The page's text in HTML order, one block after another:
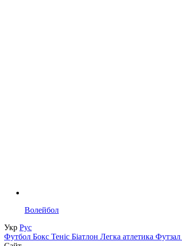
Волейбол
Укр Рус
Футбол Бокс Теніс Біатлон Легка атлетика Футзал